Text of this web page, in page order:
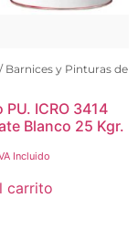
Barnices y Pinturas de
ICRO 3414
Blanco 25 Kgr.
Incluido
carrito